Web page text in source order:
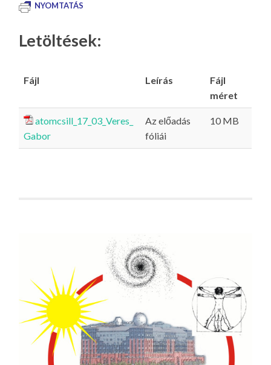
NYOMTATÁS
Letöltések:
Fájl Leírás
Fájl
méret
atomcsill_17_03_Veres_
Gabor
Az előadás
fóliái
10 MB